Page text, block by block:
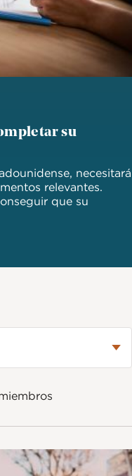
su
necesitará
relevantes.
que su